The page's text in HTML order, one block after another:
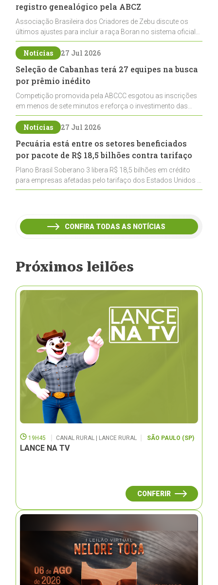
registro genealógico pela ABCZ
Associação Brasileira dos Criadores de Zebu discute os
últimos ajustes para incluir a raça Boran no sistema oficial
de registros, abrindo caminho para sua expansão na
pecuária nacional
Notícias 27 Jul 2026
Seleção de Cabanhas terá 27 equipes na busca
por prêmio inédito
Competição promovida pela ABCCC esgotou as inscrições
em menos de sete minutos e reforça o investimento das
cabanhas na seleção genética de Cavalos Crioulos voltados
ao laço
Notícias 27 Jul 2026
Pecuária está entre os setores beneficiados
por pacote de R$ 18,5 bilhões contra tarifaço
Plano Brasil Soberano 3 libera R$ 18,5 bilhões em crédito
para empresas afetadas pelo tarifaço dos Estados Unidos e
inclui a pecuária entre os setores estratégicos
CONFIRA TODAS AS NOTÍCIAS
Próximos leilões
19H45 CANAL RURAL | LANCE RURAL SÃO PAULO (SP)
LANCE NA TV
CONFERIR